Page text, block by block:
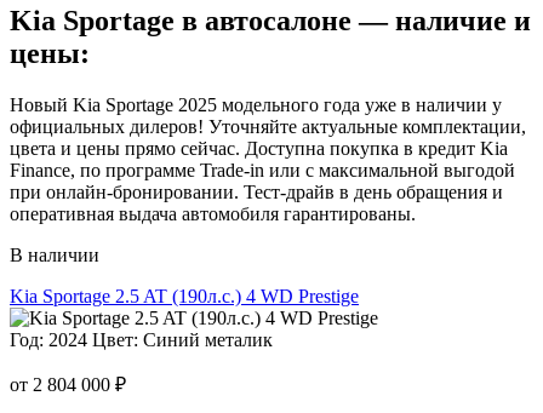
Kia Sportage в автосалоне — наличие и
цены:
Новый Kia Sportage 2025 модельного года уже в наличии у
официальных дилеров! Уточняйте актуальные комплектации,
цвета и цены прямо сейчас. Доступна покупка в кредит Kia
Finance, по программе Trade-in или с максимальной выгодой
при онлайн-бронировании. Тест-драйв в день обращения и
оперативная выдача автомобиля гарантированы.
В наличии
Kia Sportage 2.5 AT (190л.с.) 4 WD Prestige
Год: 2024 Цвет: Синий металик
от 2 804 000 ₽